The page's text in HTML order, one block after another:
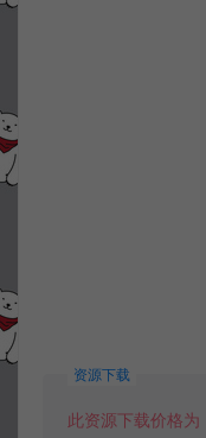
资源下载
此资源下载价格为